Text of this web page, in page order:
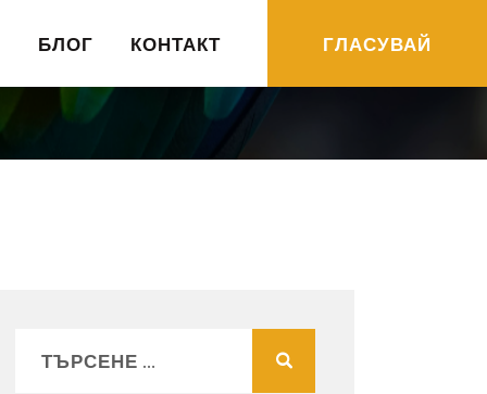
БЛОГ КОНТАКТ ГЛАСУВАЙ